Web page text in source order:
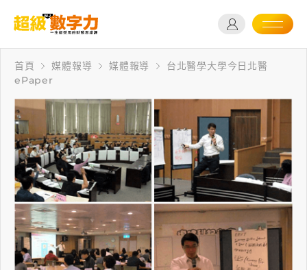
首頁 媒體報導 媒體報導
台北醫學大學今日北醫
ePaper